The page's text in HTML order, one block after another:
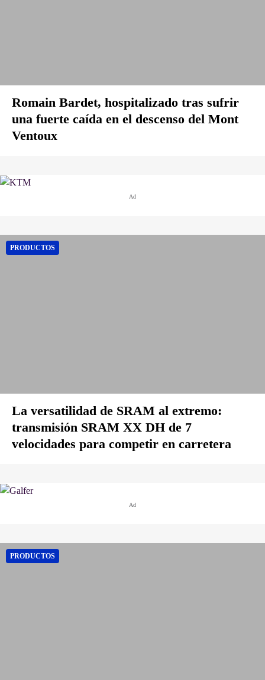
Romain Bardet, hospitalizado tras sufrir
una fuerte caída en el descenso del Mont
Ventoux
Ad
PRODUCTOS
La versatilidad de SRAM al extremo:
transmisión SRAM XX DH de 7
velocidades para competir en carretera
Ad
PRODUCTOS